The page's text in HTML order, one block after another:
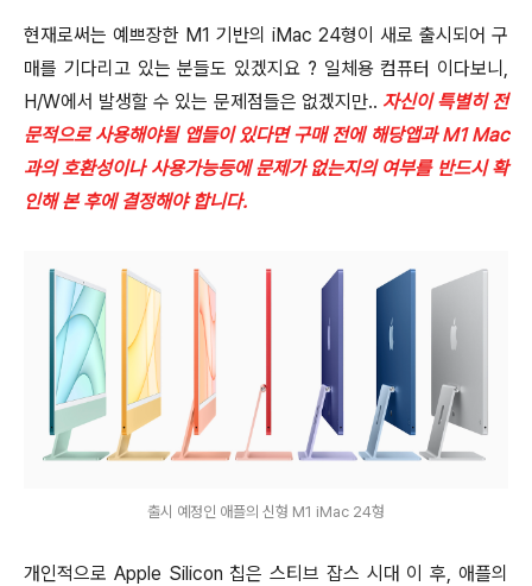
현재로써는 예쁘장한 M1 기반의 iMac 24형이 새로 출시되어 구
매를 기다리고 있는 분들도 있겠지요 ? 일체용 컴퓨터 이다보니,
H/W에서 발생할 수 있는 문제점들은 없겠지만.. 자신이 특별히 전
문적으로 사용해야될 앱들이 있다면 구매 전에 해당앱과 M1 Mac
과의 호환성이나 사용가능등에 문제가 없는지의 여부를 반드시 확
인해 본 후에 결정해야 합니다.
출시 예정인 애플의 신형 M1 iMac 24형
개인적으로 Apple Silicon 칩은 스티브 잡스 시대 이 후, 애플의